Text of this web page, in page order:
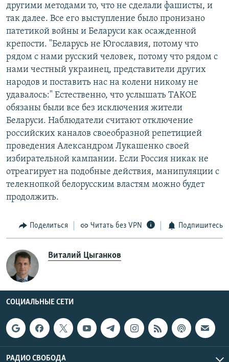
другими методами то, что не сделали фашисты, и
так далее. Все его выступление было пронизано
патетикой войны и Беларуси как осажденной
крепости. "Беларусь не Югославия, потому что
рядом с нами русский человек, потому что рядом с
нами честный украинец, представители других
народов и поставить нас на колени никому не
удавалось:" Естественно, что услышать ТАКОЕ
обязаны были все без исключения жители
Беларуси. Наблюдатели считают отключение
российских каналов своеобразной репетицией
проведения Александром Лукашенко своей
избирательной кампании. Если Россия никак не
отреагирует на подобные действия, манипуляции с
телекнопкой белорусским властям можно будет
продолжить.
Поделиться Читать без VPN Подпишитесь
Виталий Цыганков
СОЦИАЛЬНЫЕ СЕТИ
РАДИО СВОБОДА